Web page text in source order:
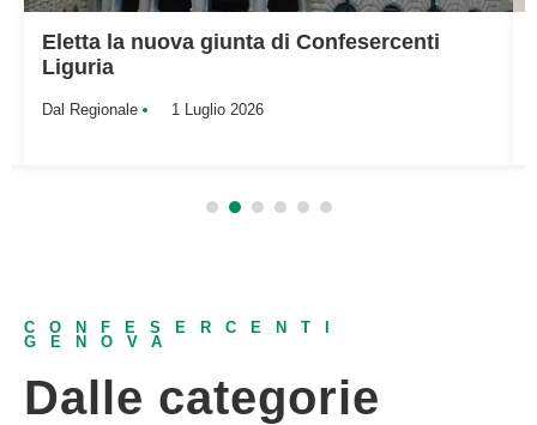
Eletta la nuova giunta di Confesercenti
Liguria
Dal Regionale 1 Luglio 2026
CONFESERCENTI
GENOVA
Dalle categorie